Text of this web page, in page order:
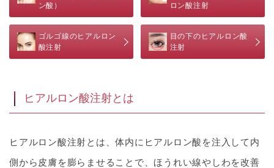
ン酸）
ロン酸注射
ゴルゴ線のヒアルロン
酸注射
目の下のヒアルロン酸
注射
ヒアルロン酸注射とは
ヒアルロン酸注射とは、体内にヒアルロン酸を注入して内
側から皮膚を膨らませることで、ほうれい線やしわを改善